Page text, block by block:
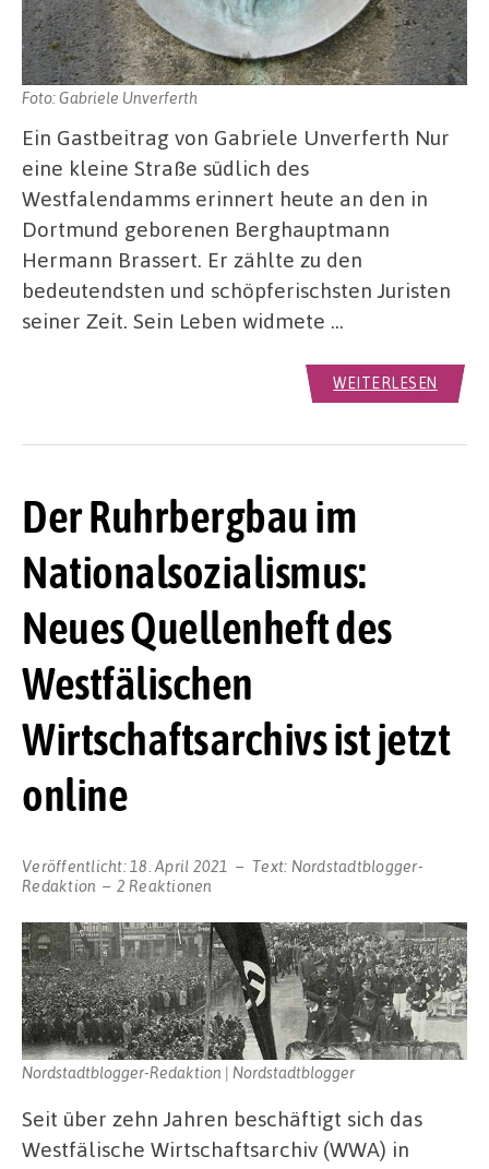
Foto: Gabriele Unverferth
Ein Gastbeitrag von Gabriele Unverferth Nur
eine kleine Straße südlich des
Westfalendamms erinnert heute an den in
Dortmund geborenen Berghauptmann
Hermann Brassert. Er zählte zu den
bedeutendsten und schöpferischsten Juristen
seiner Zeit. Sein Leben widmete …
WEITERLESEN
Der Ruhrbergbau im
Nationalsozialismus:
Neues Quellenheft des
Westfälischen
Wirtschaftsarchivs ist jetzt
online
Veröffentlicht: 18. April 2021 Text: Nordstadtblogger-
Redaktion
2 Reaktionen
Nordstadtblogger-Redaktion | Nordstadtblogger
Seit über zehn Jahren beschäftigt sich das
Westfälische Wirtschaftsarchiv (WWA) in